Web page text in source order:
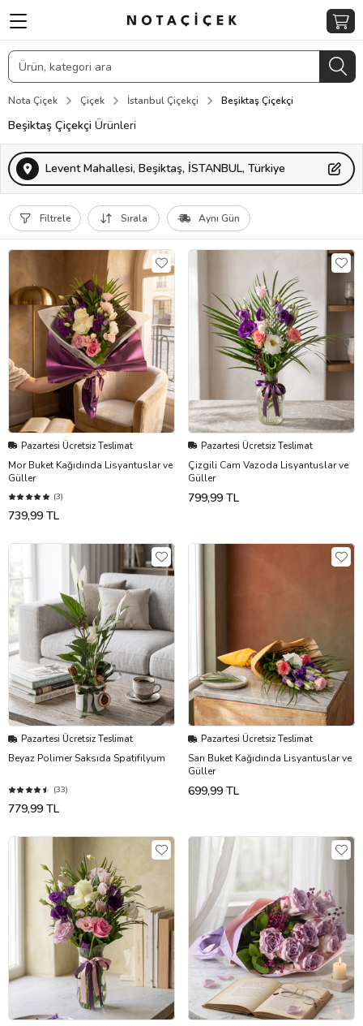
Nota Çiçek Çiçek İstanbul Çiçekçi Beşiktaş Çiçekçi
Beşiktaş Çiçekçi Ürünleri
Levent Mahallesi, Beşiktaş, İSTANBUL, Türkiye
Filtrele Sırala Aynı Gün
Pazartesi Ücretsiz Teslimat
Mor Buket Kağıdında Lisyantuslar ve
Güller
(3)
739,99 TL
Pazartesi Ücretsiz Teslimat
Çizgili Cam Vazoda Lisyantuslar ve
Güller
799,99 TL
Pazartesi Ücretsiz Teslimat
Beyaz Polimer Saksıda Spatifilyum
(33)
779,99 TL
Pazartesi Ücretsiz Teslimat
Sarı Buket Kağıdında Lisyantuslar ve
Güller
699,99 TL